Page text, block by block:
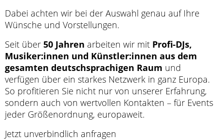
Dabei achten wir bei der Auswahl genau auf Ihre
Wünsche und Vorstellungen.
Seit über 50 Jahren arbeiten wir mit Profi-DJs,
Musiker:innen und Künstler:innen aus dem
gesamten deutschsprachigen Raum und
verfügen über ein starkes Netzwerk in ganz Europa.
So profitieren Sie nicht nur von unserer Erfahrung,
sondern auch von wertvollen Kontakten – für Events
jeder Größenordnung, europaweit.
Jetzt unverbindlich anfragen